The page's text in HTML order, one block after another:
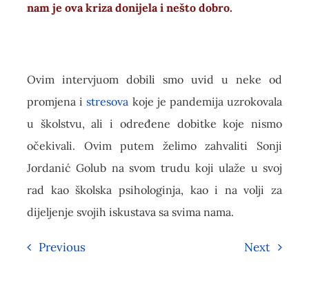
nam je ova kriza donijela i nešto dobro.
Ovim intervjuom dobili smo uvid u neke od
promjena istresova koje je pandemija uzrokovala
u školstvu, ali i određene dobitke koje nismo
očekivali. Ovim putem želimo zahvaliti Sonji
Jordanić Golub na svom trudu koji ulaže u svoj
rad kao školska psihologinja, kao i na volji za
dijeljenje svojih iskustava sa svima nama.
Previous Next